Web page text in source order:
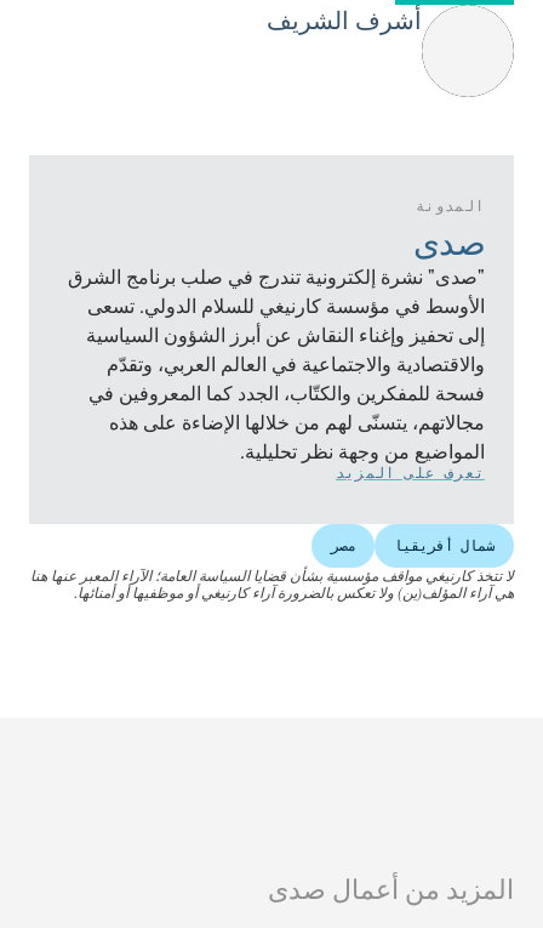
المدونة
صدى
"صدى" نشرة إلكترونية تندرج في صلب برنامج الشرق
الأوسط في مؤسسة كارنيغي للسلام الدولي. تسعى
إلى تحفيز وإغناء النقاش عن أبرز الشؤون السياسية
والاقتصادية والاجتماعية في العالم العربي، وتقدّم
فسحة للمفكرين والكتّاب، الجدد كما المعروفين في
مجالاتهم، يتسنّى لهم من خلالها الإضاءة على هذه
المواضيع من وجهة نظر تحليلية.
تعرف على المزيد
أشرف الشريف
شمال أفريقيا
مصر
لا تتخذ كارنيغي مواقف مؤسسية بشأن قضايا السياسة العامة؛ الآراء المعبر عنها هنا
هي آراء المؤلف(ين) ولا تعكس بالضرورة آراء كارنيغي أو موظفيها أو أمنائها.
المزيد من أعمال صدى